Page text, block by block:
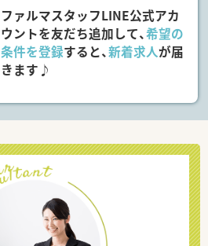
ファルマスタッフLINE公式アカ
ウントを友だち追加して、希望の
条件を登録すると、新着求人が届
きます♪